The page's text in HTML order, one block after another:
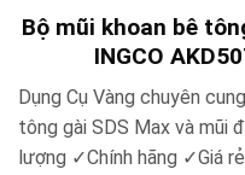
Bộ mũi khoan bê
INGCO
Dụng Cụ Vàng chuyên
tông gài SDS Max và mũi
lượng ✓Chính hãng ✓Giá